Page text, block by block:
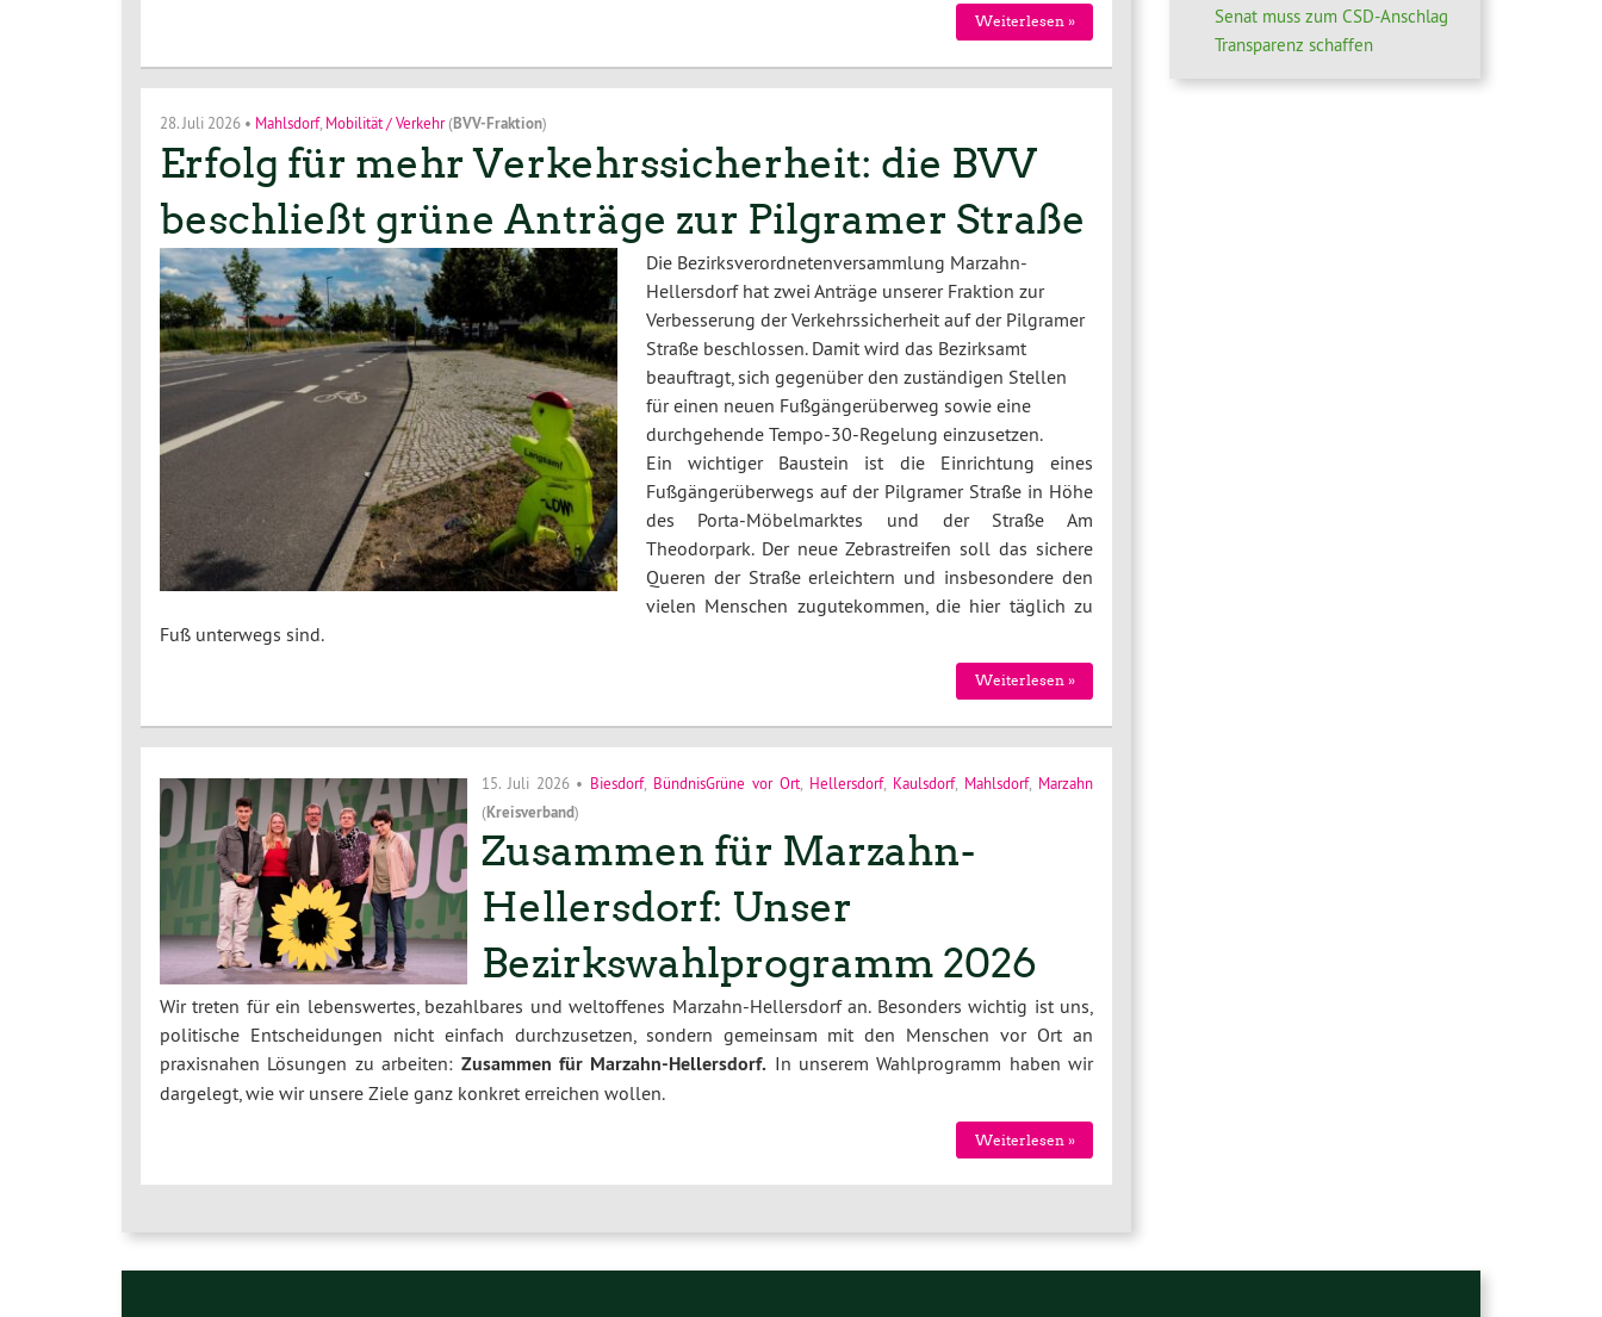
Weiterlesen »
28. Juli 2026 • Mahlsdorf, Mobilität / Verkehr(BVV-Fraktion)
Erfolg für mehr Verkehrssicherheit: die BVV
beschließt grüne Anträge zur Pilgramer Straße
Die Bezirksverordnetenversammlung Marzahn-
Hellersdorf hat zwei Anträge unserer Fraktion zur
Verbesserung der Verkehrssicherheit auf der Pilgramer
Straße beschlossen. Damit wird das Bezirksamt
beauftragt, sich gegenüber den zuständigen Stellen
für einen neuen Fußgängerüberweg sowie eine
durchgehende Tempo-30-Regelung einzusetzen.
Ein wichtiger Baustein ist die Einrichtung eines
Fußgängerüberwegs auf der Pilgramer Straße in Höhe
des Porta-Möbelmarktes und der Straße Am
Theodorpark. Der neue Zebrastreifen soll das sichere
Queren der Straße erleichtern und insbesondere den
vielen Menschen zugutekommen, die hier täglich zu
Fuß unterwegs sind.
Weiterlesen »
15. Juli 2026• Biesdorf, BündnisGrüne vor Ort Hellersdorf, Kaulsdorf, Mahlsdorf, Marzahn
(Kreisverband)
Zusammen für Marzahn-
Hellersdorf: Unser
Bezirkswahlprogramm 2026
Wir treten für ein lebenswertes, bezahlbares und weltoffenes Marzahn-Hellersdorf an. Besonders wichtig ist uns,
politische Entscheidungen nicht einfach durchzusetzen, sondern gemeinsam mit den Menschen vor Ort an
praxisnahen Lösungen zu arbeiten: Zusammen für Marzahn-Hellersdorf. In unserem Wahlprogramm haben wir
dargelegt, wie wir unsere Ziele ganz konkret erreichen wollen.
Weiterlesen »
Senat muss zum CSD-Anschlag
Transparenz schaffen